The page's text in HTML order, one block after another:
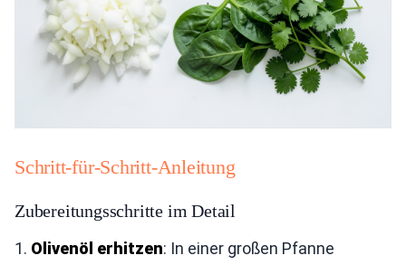
Schritt-für-Schritt-Anleitung
Zubereitungsschritte im Detail
1. Olivenöl erhitzen: In einer großen Pfanne